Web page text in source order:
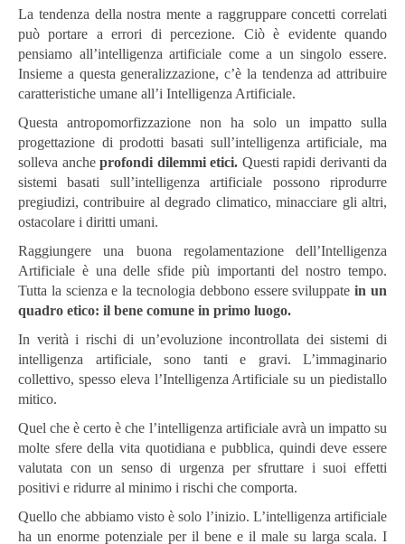
La tendenza della nostra mente a raggruppare concetti correlati
può portare a errori di percezione. Ciò è evidente quando
pensiamo all’intelligenza artificiale come a un singolo essere.
Insieme a questa generalizzazione, c’è la tendenza ad attribuire
caratteristiche umane all’i Intelligenza Artificiale.
Questa antropomorfizzazione non ha solo un impatto sulla
progettazione di prodotti basati sull’intelligenza artificiale, ma
solleva anche profondi dilemmi etici. Questi rapidi derivanti da
sistemi basati sull’intelligenza artificiale possono riprodurre
pregiudizi, contribuire al degrado climatico, minacciare gli altri,
ostacolare i diritti umani.
Raggiungere una buona regolamentazione dell’Intelligenza
Artificiale è una delle sfide più importanti del nostro tempo.
Tutta la scienza e la tecnologia debbono essere sviluppatein un
quadro etico: il bene comune in primo luogo.
In verità i rischi di un’evoluzione incontrollata dei sistemi di
intelligenza artificiale, sono tanti e gravi. L’immaginario
collettivo, spesso eleva l’Intelligenza Artificiale su un piedistallo
mitico.
Quel che è certo è che l’intelligenza artificiale avrà un impatto su
molte sfere della vita quotidiana e pubblica, quindi deve essere
valutata con un senso di urgenza per sfruttare i suoi effetti
positivi e ridurre al minimo i rischi che comporta.
Quello che abbiamo visto è solo l’inizio. L’intelligenza artificiale
ha un enorme potenziale per il bene e il male su larga scala. I